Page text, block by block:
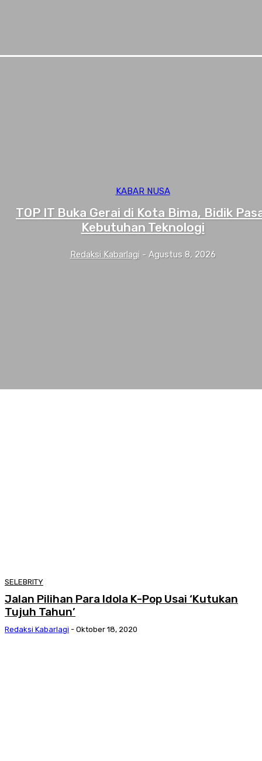
KABAR NUSA
TOP IT Buka Gerai di Kota Bima, Bidik
Kebutuhan Teknologi
Redaksi Kabarlagi - Agustus 8, 2026
SELEBRITY
Jalan Pilihan Para Idola K-Pop Usai ‘Kutukan
Tujuh Tahun’
Redaksi Kabarlagi - Oktober 18, 2020